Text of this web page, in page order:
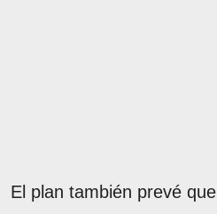
El plan también prevé que